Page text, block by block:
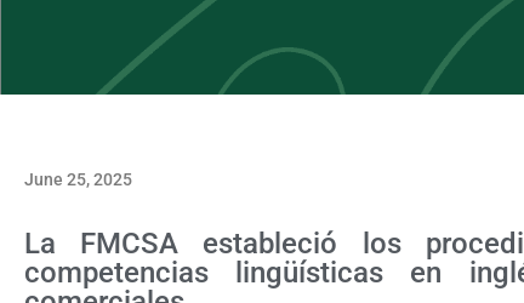
June 25, 2025
La FMCSA estableció los
competencias lingüísticas en